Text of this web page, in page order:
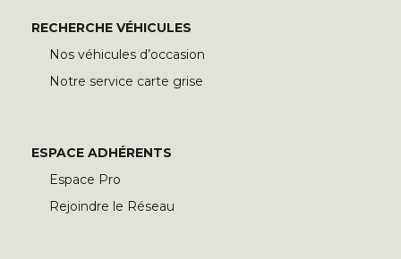
RECHERCHE VÉHICULES
Nos véhicules d’occasion
Notre service carte grise
ESPACE ADHÉRENTS
Espace Pro
Rejoindre le Réseau